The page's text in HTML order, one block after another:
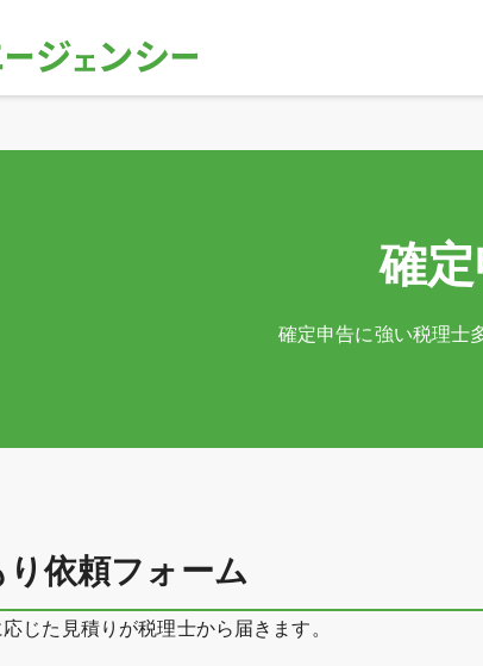
確
確定申告に強い税理士
り依頼フォーム
じた見積りが税理士から届きます。